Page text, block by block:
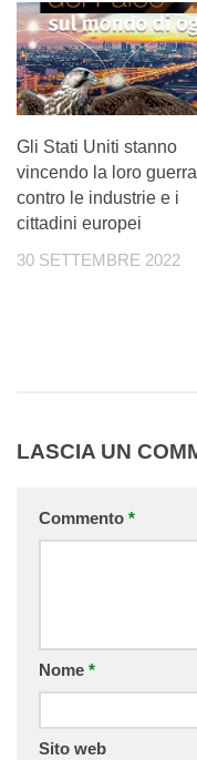
Gli Stati Uniti stanno
vincendo la loro guerra
contro le industrie e i
cittadini europei
30 SETTEMBRE 2022
LASCIA UN
Commento *
Nome *
Sito web